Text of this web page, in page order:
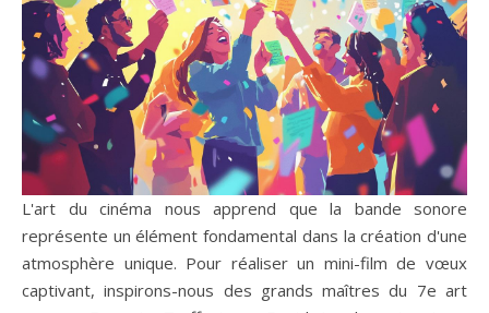
L'art du cinéma nous apprend que la bande sonore
représente un élément fondamental dans la création d'une
atmosphère unique. Pour réaliser un mini-film de vœux
captivant, inspirons-nous des grands maîtres du 7e art